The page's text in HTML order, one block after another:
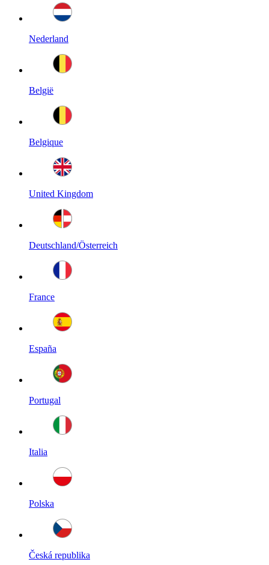
Nederland
België
Belgique
United Kingdom
Deutschland/Österreich
France
España
Portugal
Italia
Polska
Česká republika